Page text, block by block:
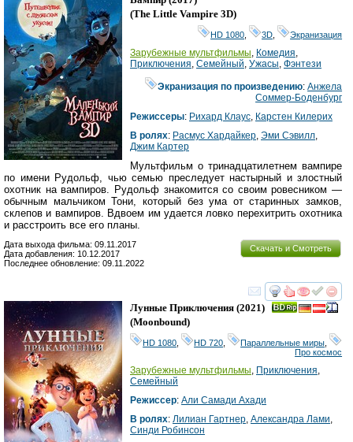
(The Little Vampire 3D)
HD 1080 3D Экранизация
Зарубежные мультфильмы, Комедия,
Приключения, Семейный, Ужасы, Фэнтези
Экранизация по произведению:Анжела
Соммер-Боденбург
Режиссеры: Рихард Клаус, Карстен Килерих
В ролях: Расмус Хардайкер, Эми Сэвилл,
Джим Картер
Мультфильм о тринадцатилетнем вампире
по имени Рудольф, чью семью преследует настырный и злостный
охотник на вампиров. Рудольф знакомится со своим ровесником —
обычным мальчиком Тони, который без ума от старинных замков,
склепов и вампиров. Вдвоем им удается ловко перехитрить охотника
и расстроить все его планы.
Скачать и Смотреть
Дата выхода фильма: 09.11.2017
Дата добавления: 10.12.2017
Последнее обновление: 09.11.2022
смотреть
Лунные Приключения (2021)
(Moonbound)
HD 1080 HD 720 Параллельные миры
Про космос
Зарубежные мультфильмы, Приключения,
Семейный
Режиссер: Али Самади Ахади
В ролях: Лилиан Гартнер, Александра Лами,
Синди Робинсон